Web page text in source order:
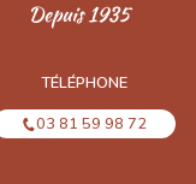
TÉLÉPHONE
03 81 59 98 72